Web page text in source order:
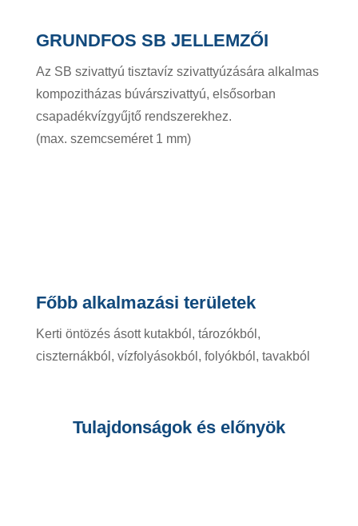
GRUNDFOS SB JELLEMZŐI
Az SB szivattyú tisztavíz szivattyúzására alkalmas
kompozitházas búvárszivattyú, elsősorban
csapadékvízgyűjtő rendszerekhez.
(max. szemcseméret 1 mm)
Főbb alkalmazási területek
Kerti öntözés ásott kutakból, tározókból,
ciszternákból, vízfolyásokból, folyókból, tavakból
Tulajdonságok és előnyök